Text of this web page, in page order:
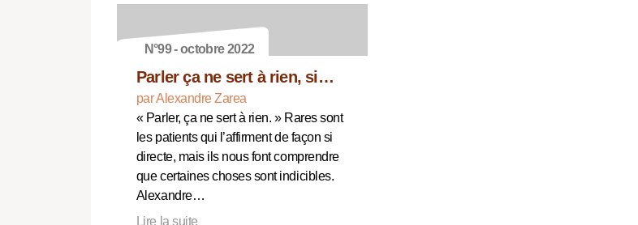
N°99 - octobre 2022
Parler ça ne sert à rien, si…
par Alexandre Zarea
« Parler, ça ne sert à rien. » Rares sont
les patients qui l’affirment de façon si
directe, mais ils nous font comprendre
que certaines choses sont indicibles.
Alexandre…
Lire la suite